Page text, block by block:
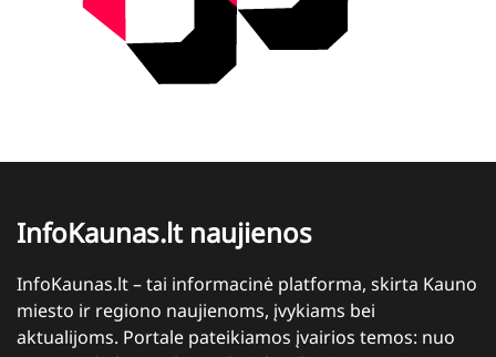
InfoKaunas.lt naujienos
InfoKaunas.lt – tai informacinė platforma, skirta Kauno
miesto ir regiono naujienoms, įvykiams bei
aktualijoms. Portale pateikiamos įvairios temos: nuo